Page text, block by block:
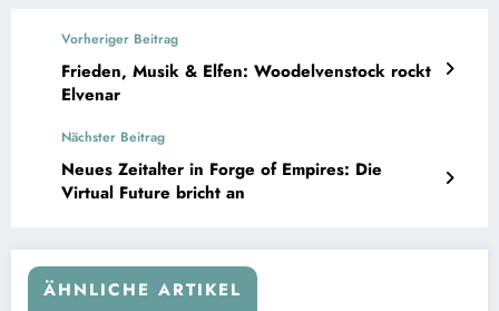
Vorheriger Beitrag
Frieden, Musik & Elfen: Woodelvenstock rockt
Elvenar
Nächster Beitrag
Neues Zeitalter in Forge of Empires: Die
Virtual Future bricht an
ÄHNLICHE ARTIKEL